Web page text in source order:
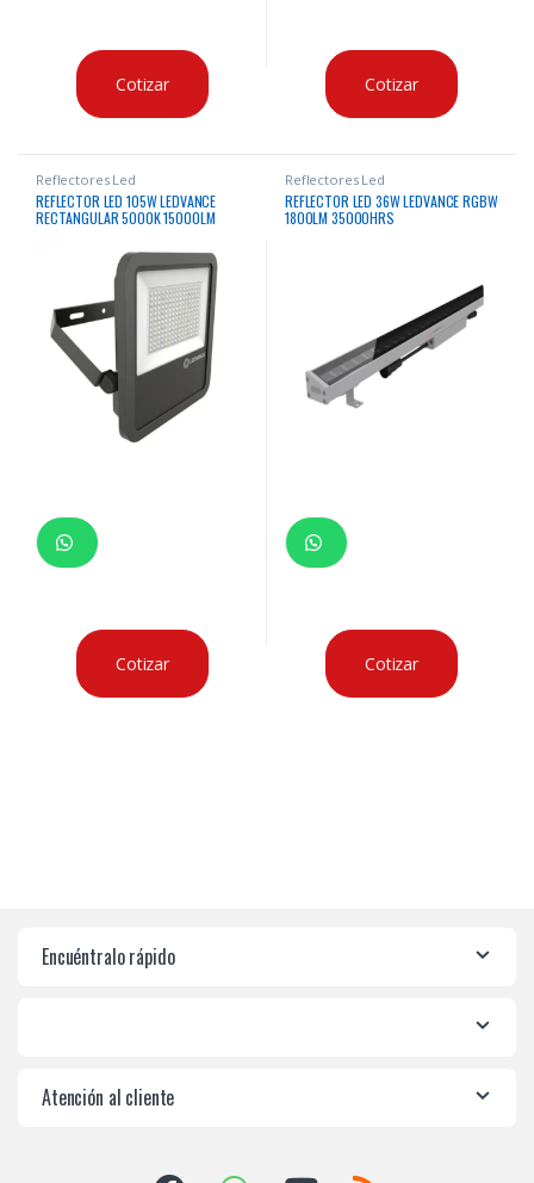
Cotizar Cotizar
Reflectores Led
REFLECTOR LED 105W LEDVANCE
RECTANGULAR 5000K 15000LM
Cotizar
Reflectores Led
REFLECTOR LED 36W LEDVANCE RGBW
1800LM 35000HRS
Cotizar
Encuéntralo rápido
Atención al cliente